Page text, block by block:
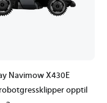
Navimow X430E
opptil